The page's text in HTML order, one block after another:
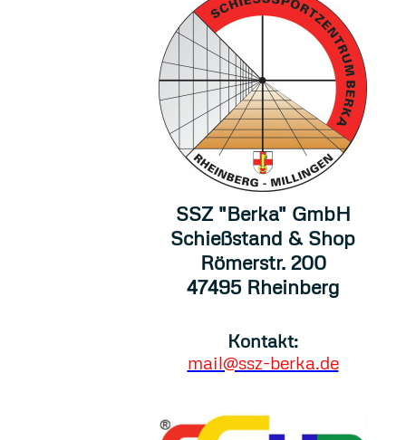
SSZ "Berka" GmbH
Schießstand & Shop
Römerstr. 200
47495 Rheinberg
Kontakt:
mail@ssz-berka.de